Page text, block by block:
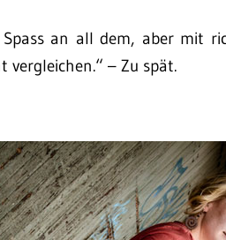
an all dem, aber mit
vergleichen.“ – Zu spät.